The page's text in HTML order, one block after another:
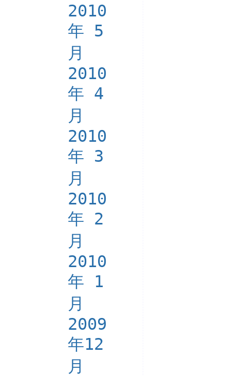
2010
年 5
月
2010
年 4
月
2010
年 3
月
2010
年 2
月
2010
年 1
月
2009
年12
月